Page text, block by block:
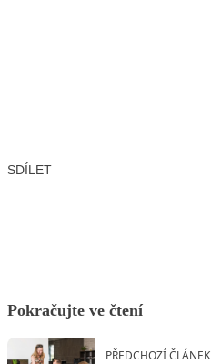
SDÍLET
Pokračujte ve čtení
PŘEDCHOZÍ ČLÁNEK